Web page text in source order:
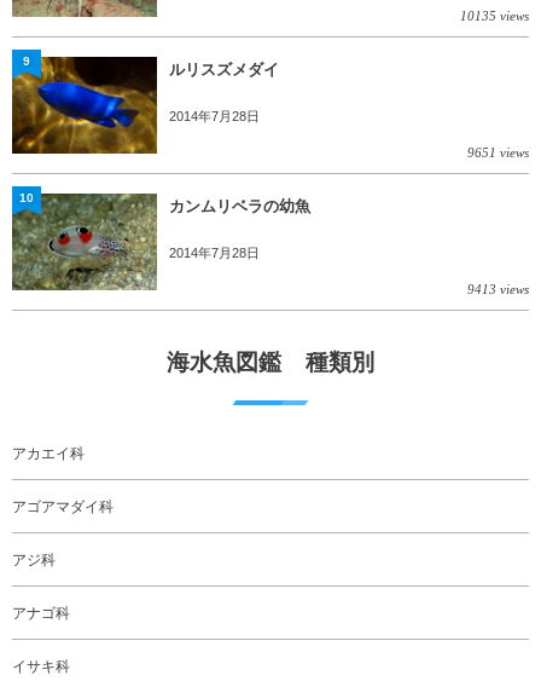
10135 views
ルリスズメダイ
2014年7月28日
9651 views
9
カンムリベラの幼魚
2014年7月28日
9413 views
10
海水魚図鑑 種類別
アカエイ科
アゴアマダイ科
アジ科
アナゴ科
イサキ科